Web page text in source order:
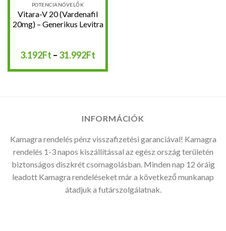
POTENCIANÖVELŐK
Vitara-V 20 (Vardenafil
20mg) – Generikus Levitra
3.192Ft – 31.992Ft
-
INFORMÁCIÓK
Kamagra rendelés pénz visszafizetési garanciával! Kamagra
rendelés 1-3 napos kiszállítással az egész ország területén
biztonságos diszkrét csomagolásban. Minden nap 12 óráig
leadott Kamagra rendeléseket már a következő munkanap
átadjuk a futárszolgálatnak.